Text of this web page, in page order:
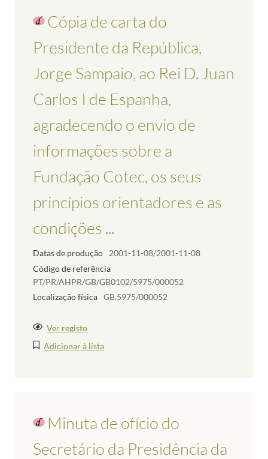
Cópia de carta do
Presidente da República,
Jorge Sampaio, ao Rei D. Juan
Carlos I de Espanha,
agradecendo o envio de
informações sobre a
Fundação Cotec, os seus
princípios orientadores e as
condições ...
Datas de produção
2001-11-08/2001-11-08
Código de referência
PT/PR/AHPR/GB/GB0102/5975/000052
Localização física GB.5975/000052
Ver registo
Adicionar à lista
Minuta de ofício do
Secretário da Presidência da